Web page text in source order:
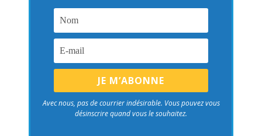
Avec nous, pas de courrier indésirable. Vous pouvez vous
désinscrire quand vous le souhaitez.